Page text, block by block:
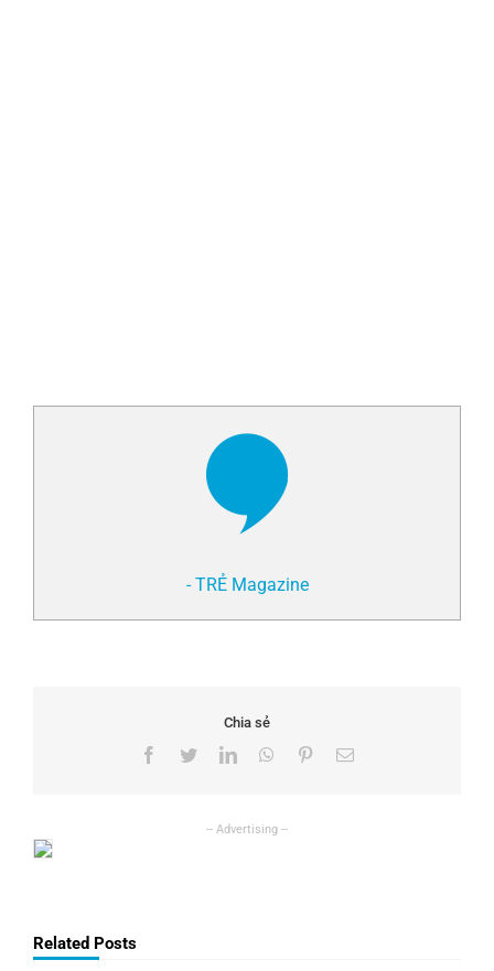
- TRẺ Magazine
Chia sẻ
Facebook
TwitterLinkedInWhatsApp
PinterestEmail
Related Posts